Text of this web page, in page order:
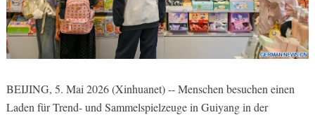
BEIJING, 5. Mai 2026 (Xinhuanet) -- Menschen besuchen einen
Laden für Trend- und Sammelspielzeuge in Guiyang in der